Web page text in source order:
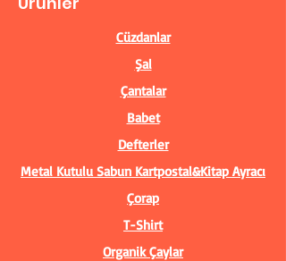
Cüzdanlar
Şal
Çantalar
Babet
Defterler
Metal Kutulu Sabun Kartpostal&Kitap Ayracı
Çorap
T-Shirt
Organik Çaylar